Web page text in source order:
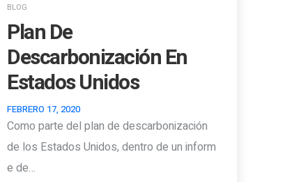
BLOG
Plan De
Descarbonización En
Estados Unidos
FEBRERO 17, 2020
Como parte del plan de descarbonización
de los Estados Unidos, dentro de un inform
e de…